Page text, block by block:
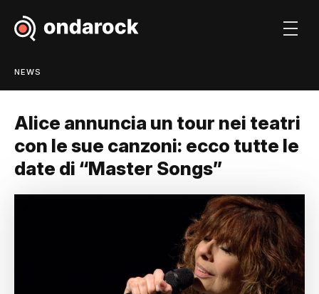
NEWS
Alice annuncia un tour nei teatri
con le sue canzoni: ecco tutte le
date di “Master Songs”